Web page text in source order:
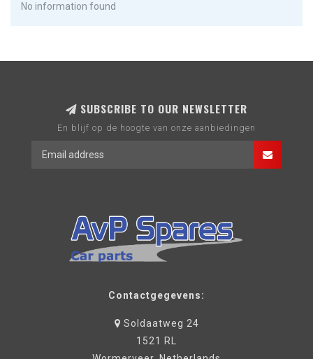
No information found
SUBSCRIBE TO OUR NEWSLETTER
En blijf op de hoogte van onze aanbiedingen
Contactgegevens:
Soldaatweg 24
1521 RL